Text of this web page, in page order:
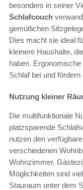
besonders in seiner
Schlafcouch
gemütlichen
Dies macht sie ideal
kleinere Haushalte,
haben.
Schlaf bei und
Nutzung kleiner
Die multifunktionale
platzsparende
nutzen den
verschiedenen
Wohnzimmer,
Möglichkeiten sind
Stauraum unter dem